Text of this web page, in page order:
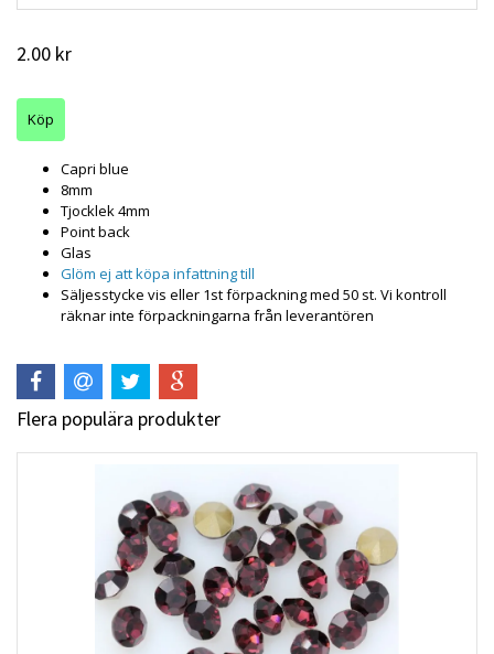
2.00 kr
Capri blue
8mm
Tjocklek 4mm
Point back
Glas
Glöm ej att köpa infattning till
Säljesstycke vis eller 1st förpackning med 50 st. Vi kontroll
räknar inte förpackningarna från leverantören
Flera populära produkter